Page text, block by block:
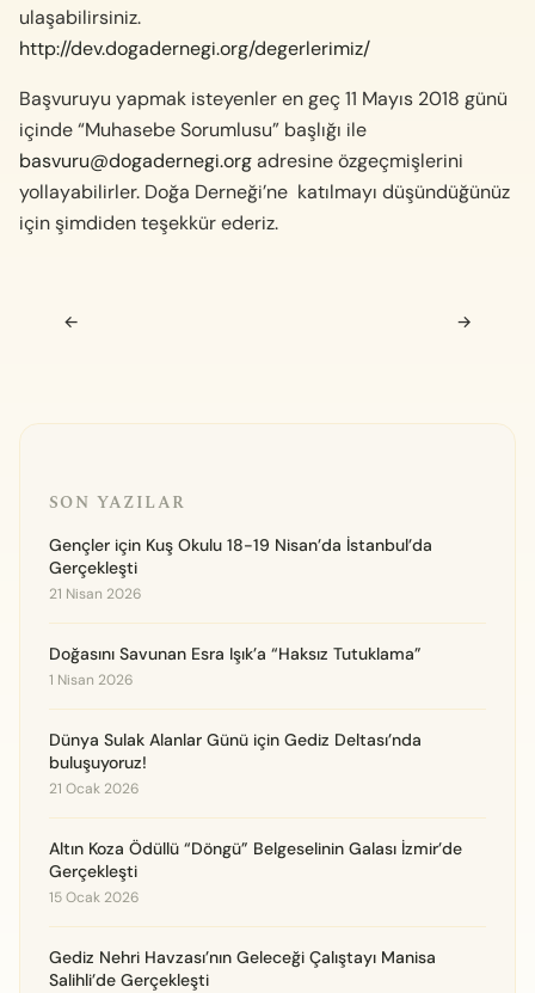
ulaşabilirsiniz.
http://dev.dogadernegi.org/degerlerimiz/
Başvuruyu yapmak isteyenler en geç 11 Mayıs 2018 günü
içinde “Muhasebe Sorumlusu” başlığı ile
basvuru@dogadernegi.orgadresine özgeçmişlerini
yollayabilirler. Doğa Derneği’ne katılmayı düşündüğünüz
için şimdiden teşekkür ederiz.
Navigasyon sonrası
← →
SON YAZILAR
Gençler için Kuş Okulu 18-19 Nisan’da İstanbul’da
Gerçekleşti
21 Nisan 2026
Doğasını Savunan Esra Işık’a “Haksız Tutuklama”
1 Nisan 2026
Dünya Sulak Alanlar Günü için Gediz Deltası’nda
buluşuyoruz!
21 Ocak 2026
Altın Koza Ödüllü “Döngü” Belgeselinin Galası İzmir’de
Gerçekleşti
15 Ocak 2026
Gediz Nehri Havzası’nın Geleceği Çalıştayı Manisa
Salihli’de Gerçekleşti